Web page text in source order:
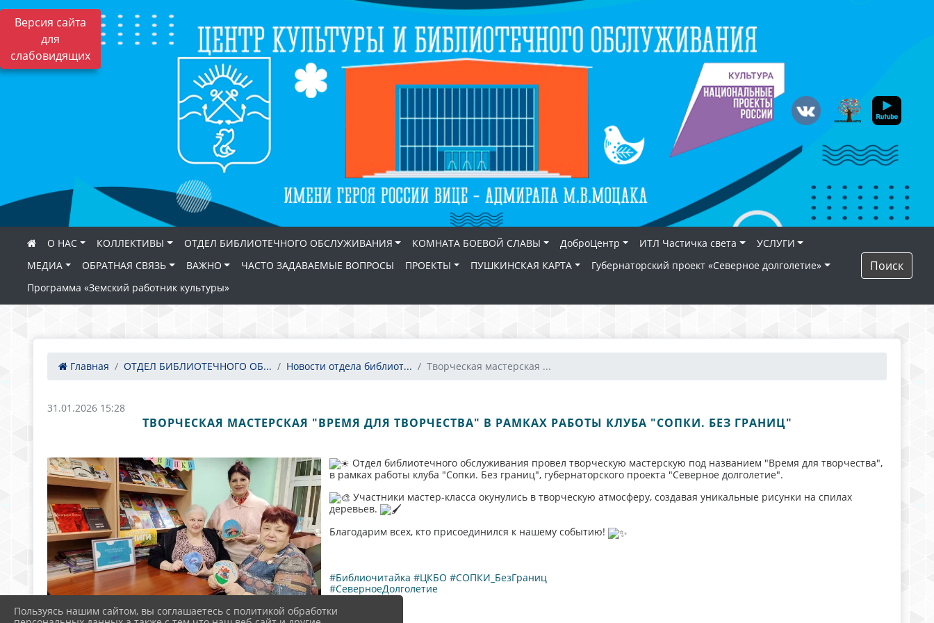
Версия сайта
для
слабовидящих
О НАС КОЛЛЕКТИВЫ ОТДЕЛ БИБЛИОТЕЧНОГО ОБСЛУЖИВАНИЯ КОМНАТА БОЕВОЙ СЛАВЫ ДоброЦентр ИТЛ Частичка света
УСЛУГИ
МЕДИА
ОБРАТНАЯ СВЯЗЬ ВАЖНО ЧАСТО ЗАДАВАЕМЫЕ ВОПРОСЫ ПРОЕКТЫ ПУШКИНСКАЯ КАРТА
Губернаторский проект «Северное долголетие»
Программа «Земский работник культуры»
Поиск
Главная ОТДЕЛ БИБЛИОТЕЧНОГО ОБ... Новости отдела библиот... Творческая мастерская ...
31.01.2026 15:28
ТВОРЧЕСКАЯ МАСТЕРСКАЯ "ВРЕМЯ ДЛЯ ТВОРЧЕСТВА" В РАМКАХ РАБОТЫ КЛУБА "СОПКИ. БЕЗ ГРАНИЦ"
Отдел библиотечного обслуживания провел творческую мастерскую под названием "Время для творчества",
в рамках работы клуба "Сопки. Без границ", губернаторского проекта "Северное долголетие".
Участники мастер-класса окунулись в творческую атмосферу, создавая уникальные рисунки на спилах
деревьев.
Благодарим всех, кто присоединился к нашему событию!
#Библиочитайка #ЦКБО #СОПКИ_БезГраниц
#СеверноеДолголетие
#насеверелето
Пользуясь нашим сайтом, вы соглашаетесь с политикой обработки